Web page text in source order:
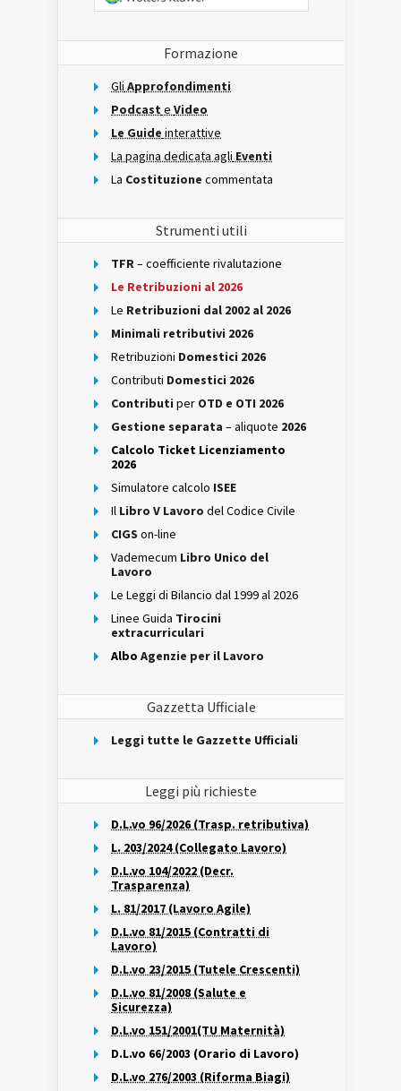
Formazione
Gli Approfondimenti
Podcast e Video
Le Guide interattive
La pagina dedicata agli Eventi
La Costituzione commentata
Strumenti utili
TFR– coefficiente rivalutazione
Le Retribuzioni al 2026
Le Retribuzioni dal 2002 al 2026
Minimali retributivi 2026
Retribuzioni Domestici 2026
Contributi Domestici 2026
Contributi per OTD e OTI 2026
Gestione separata – aliquote 2026
Calcolo Ticket Licenziamento
2026
Simulatore calcolo ISEE
Il Libro V Lavoro del Codice Civile
CIGS on-line
Vademecum Libro Unico del
Lavoro
Le Leggi di Bilancio dal 1999 al 2026
Linee Guida Tirocini
extracurriculari
Albo Agenzie per il Lavoro
Gazzetta Ufficiale
Leggi tutte le Gazzette Ufficiali
Leggi più richieste
D.L.vo 96/2026 (Trasp. retributiva)
L. 203/2024 (Collegato Lavoro)
D.L.vo 104/2022 (Decr.
Trasparenza)
L. 81/2017 (Lavoro Agile)
D.L.vo 81/2015 (Contratti di
Lavoro)
D.L.vo 23/2015 (Tutele Crescenti)
D.L.vo 81/2008 (Salute e
Sicurezza)
D.L.vo 151/2001(TU Maternità)
D.L.vo 66/2003 (Orario di Lavoro)
D.L.vo 276/2003 (Riforma Biagi)